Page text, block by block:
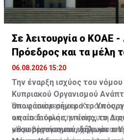
Σε λειτουργία ο ΚΟΑΕ -
Πρόεδρος και τα μέλη
του
06.08.2026 15:20
Την έναρξη ισχύος του νόμου
Κυπριακού Οργανισμού
αποφάσισε σήμερα το
οποίο διόρισε, επίσης, το
νέου οργανισμού, δήλωσε ο
Όπως ανέφερε ο κ. Κεραυνός, ο
ως αποστολή την ενίσχυση
μικρομεσαίων και νεοφυών
«Η κυβέρνηση συνεχίζει με